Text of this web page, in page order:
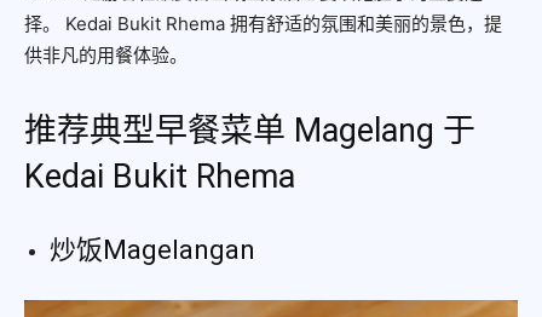
择。 Kedai Bukit Rhema 拥有舒适的氛围和美丽的景色，提
供非凡的用餐体验。
推荐典型早餐菜单 Magelang 于
Kedai Bukit Rhema
炒饭Magelangan